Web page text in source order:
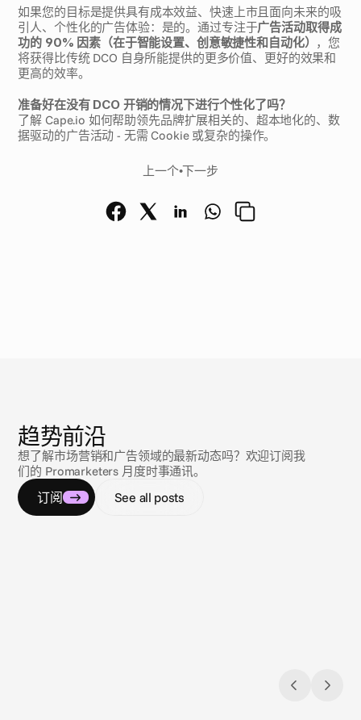
如果您的目标是提供具有成本效益、快速上市且面向未来的吸
引人、个性化的广告体验：是的。通过专注于广告活动取得成
功的 90% 因素（在于智能设置、创意敏捷性和自动化） ，您
将获得比传统 DCO 自身所能提供的更多价值、更好的效果和
更高的效率。
准备好在没有 DCO 开销的情况下进行个性化了吗？
了解 Cape.io 如何帮助领先品牌扩展相关的、超本地化的、数
据驱动的广告活动 - 无需 Cookie 或复杂的操作。
上一个•下一步
新闻
趋势前沿
想了解市场营销和广告领域的最新动态吗？欢迎订阅我
们的 Promarketers 月度时事通讯。
订阅 See all posts